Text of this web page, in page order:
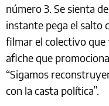
número 3. Se sienta
instante pega el salto
filmar el colectivo que
afiche que
“Sigamos
con la casta política”.